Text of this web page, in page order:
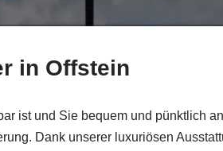
in Offstein
ist und Sie bequem und pünktlich
Dank unserer luxuriösen